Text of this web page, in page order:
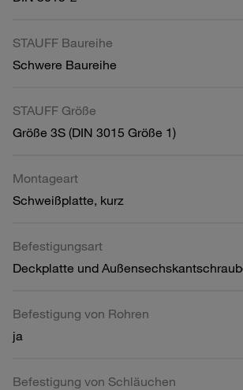
STAUFF Baureihe
Schwere Baureihe
STAUFF Größe
Größe 3S (DIN 3015 Größe 1)
Montageart
Schweißplatte, kurz
Befestigungsart
Deckplatte und
Befestigung von Rohren
ja
Befestigung von Schläuchen